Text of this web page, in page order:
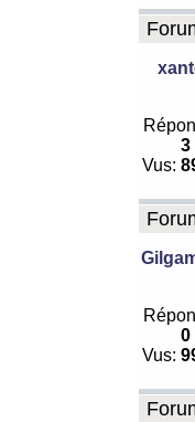
3
Vus:
0
Vus: